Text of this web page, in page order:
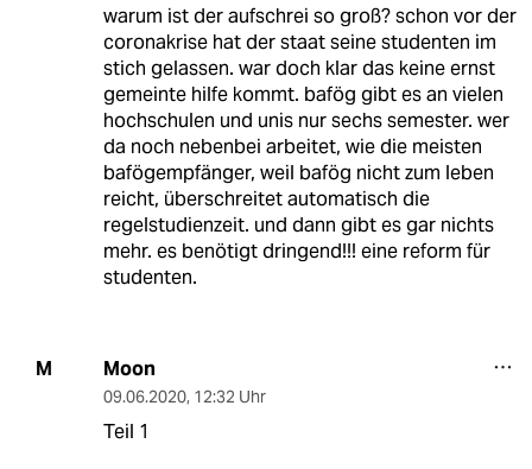
warum ist der aufschrei so groß? schon vor der
coronakrise hat der staat seine studenten im
stich gelassen. war doch klar das keine ernst
gemeinte hilfe kommt. bafög gibt es an vielen
hochschulen und unis nur sechs semester. wer
da noch nebenbei arbeitet, wie die meisten
bafögempfänger, weil bafög nicht zum leben
reicht, überschreitet automatisch die
regelstudienzeit. und dann gibt es gar nichts
mehr. es benötigt dringend!!! eine reform für
studenten.
M Moon
09.06.2020, 12:32 Uhr
Teil 1